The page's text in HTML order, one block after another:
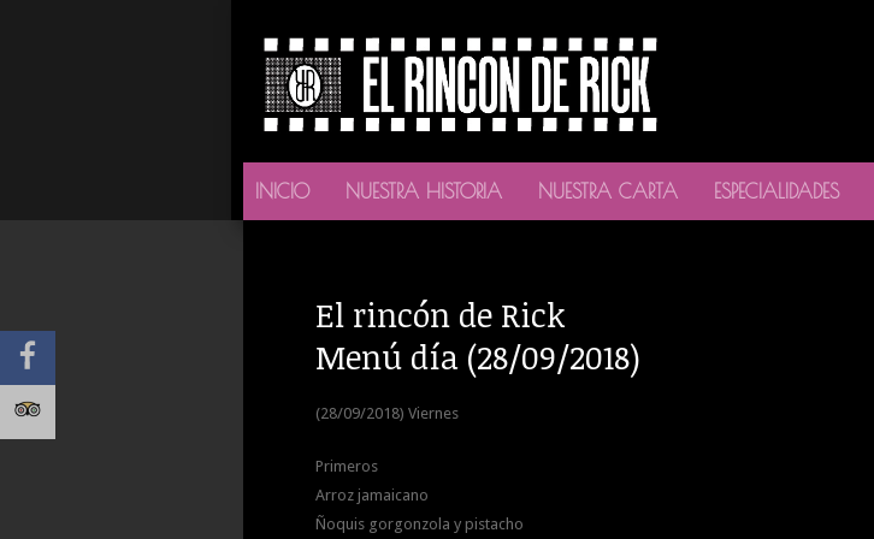
INICIO NUESTRA HISTORIA NUESTRA CARTA ESPECIALIDADES
El rincón de Rick
Menú día (28/09/2018)
(28/09/2018) Viernes
Primeros
Arroz jamaicano
Ñoquis gorgonzola y pistacho